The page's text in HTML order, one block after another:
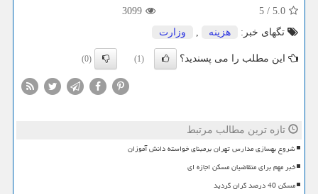
5.0
/
5
3099
تگهای خبر:
هزینه , وزارت
این مطلب را می پسندید؟ (1)
(0)
تازه ترین مطالب مرتبط
شروع بهسازی مدارس تهران برمبنای خواسته دانش آموزان
خبر مهم برای متقاضیان مسکن اجازه ای
مسکن 40 درصد گران گردید